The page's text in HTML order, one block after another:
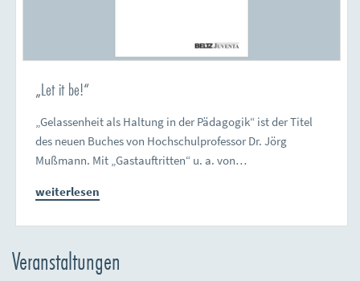
„Let it be!“
„Gelassenheit als Haltung in der Pädagogik“ ist der Titel
des neuen Buches von Hochschulprofessor Dr. Jörg
Mußmann. Mit „Gastauftritten“ u. a. von…
weiterlesen
Veranstaltungen